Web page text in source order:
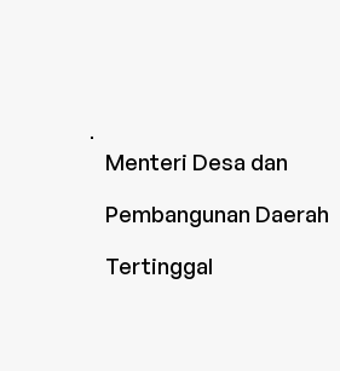
Menteri Desa dan
Pembangunan Daerah
Tertinggal